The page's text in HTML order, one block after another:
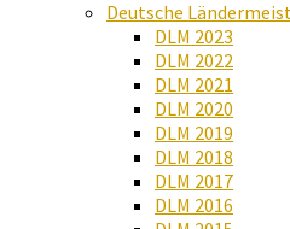
Deutsche
DLM 2023
DLM 2022
DLM 2021
DLM 2020
DLM 2019
DLM 2018
DLM 2017
DLM 2016